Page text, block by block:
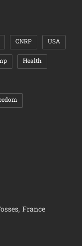
CNRP USA
Health
France